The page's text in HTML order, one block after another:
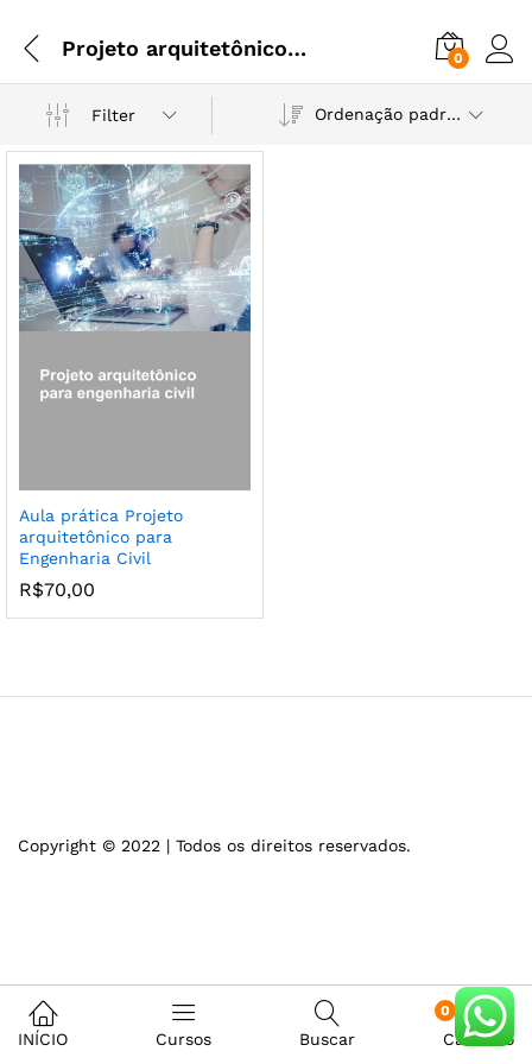
Projeto arquitetônico para Engenharia Civil 0
Filter Ordenação padrão
Aula prática Projeto
arquitetônico para
Engenharia Civil
R$70,00
Copyright © 2022 | Todos os direitos reservados.
INÍCIO Cursos Buscar
0
Carrinho